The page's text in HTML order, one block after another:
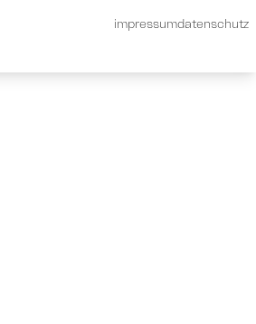
impressumdatenschutz
dir ein Schloss